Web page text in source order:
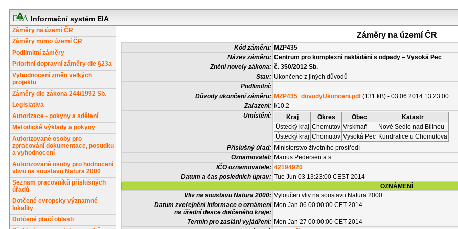
Informační systém EIA
Záměry na území ČR
Záměry mimo území ČR
Podlimitní záměry
Prioritní dopravní záměry dle §23a
Vyhodnocení změn velkých
projektů
Záměry dle zákona 244/1992 Sb.
Legislativa
Autorizace - pokyny a sdělení
Metodické výklady a pokyny
Autorizované osoby pro
zpracování dokumentace, posudku
a vyhodnocení
Autorizované osoby pro hodnocení
vlivů na soustavu Natura 2000
Seznam pracovníků příslušných
úřadů
Dotčené evropsky významné
lokality
Dotčené ptačí oblasti
Záměry na území ČR
Kód záměru: MZP435
Název záměru: Centrum pro komplexní nakládání s odpady – Vysoká Pec
Znění novely zákona: č. 350/2012 Sb.
Stav: Ukončeno z jiných důvodů
Podlimitní:
Důvody ukončení záměru: MZP435_duvodyUkonceni.pdf (131 kB) - 03.06.2014 13:23:00
Zařazení: I/10.2
Umístění:
Kraj Okres Obec
Katastr
Ústecký kraj Chomutov Vrskmaň
Nové Sedlo nad Bílinou
Ústecký kraj Chomutov Vysoká Pec Kundratice u Chomutova
Příslušný úřad: Ministerstvo životního prostředí
Oznamovatel: Marius Pedersen a.s.
IČO oznamovatele: 42194920
Datum a čas posledních úprav: Tue Jun 03 13:23:00 CEST 2014
OZNÁMENÍ
Vliv na soustavu Natura 2000: Vyloučen vliv na soustavu Natura 2000
Datum zveřejnění informace o oznámení
na úřední desce dotčeného kraje:
Mon Jan 06 00:00:00 CET 2014
Termín pro zaslání vyjádření: Mon Jan 27 00:00:00 CET 2014